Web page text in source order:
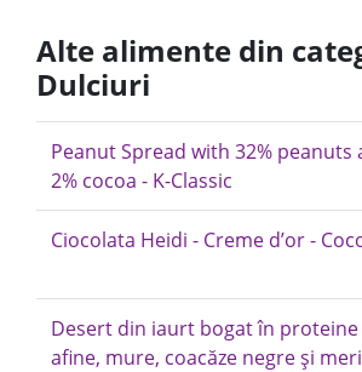
Alte alimente din
Dulciuri
Peanut Spread with 32% peanuts
2% cocoa - K-Classic
Ciocolata Heidi - Creme d’or -
Desert din iaurt bogat în proteine
afine, mure, coacăze negre și